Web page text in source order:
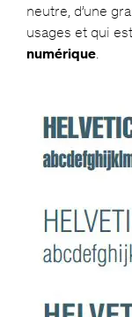
neutre, d’une
usages et qui
numérique.